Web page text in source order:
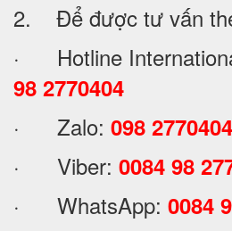
2. Để được tư vấn
· Hotline
98 2770404
· Zalo: 098 2770404
· Viber: 0084 98
· WhatsApp: 0084